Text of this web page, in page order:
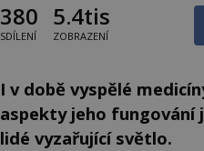
380
SDÍLENÍ
5.4tis
ZOBRAZENÍ
I v době vyspělé
aspekty jeho fungování
lidé vyzařující světlo.